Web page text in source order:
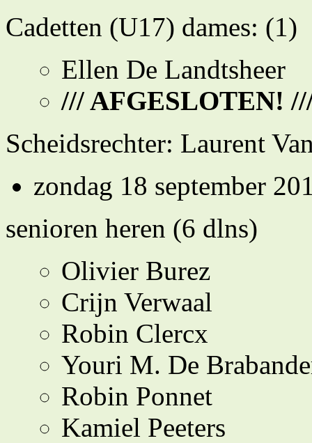
Cadetten (U17) dames: (1)
Ellen De Landtsheer
/// AFGESLOTEN!
Scheidsrechter: Laurent
zondag 18 september
senioren heren (6 dlns)
Olivier Burez
Crijn Verwaal
Robin Clercx
Youri M. De
Robin Ponnet
Kamiel Peeters